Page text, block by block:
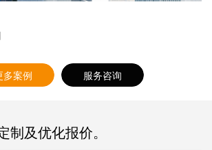
多案例 服务咨询
制及优化报价。